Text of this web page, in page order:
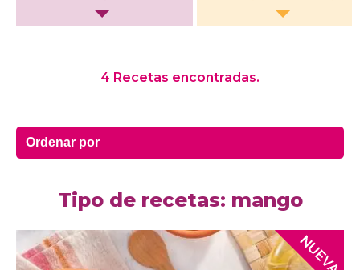
4 Recetas encontradas.
Tipo de recetas: mango